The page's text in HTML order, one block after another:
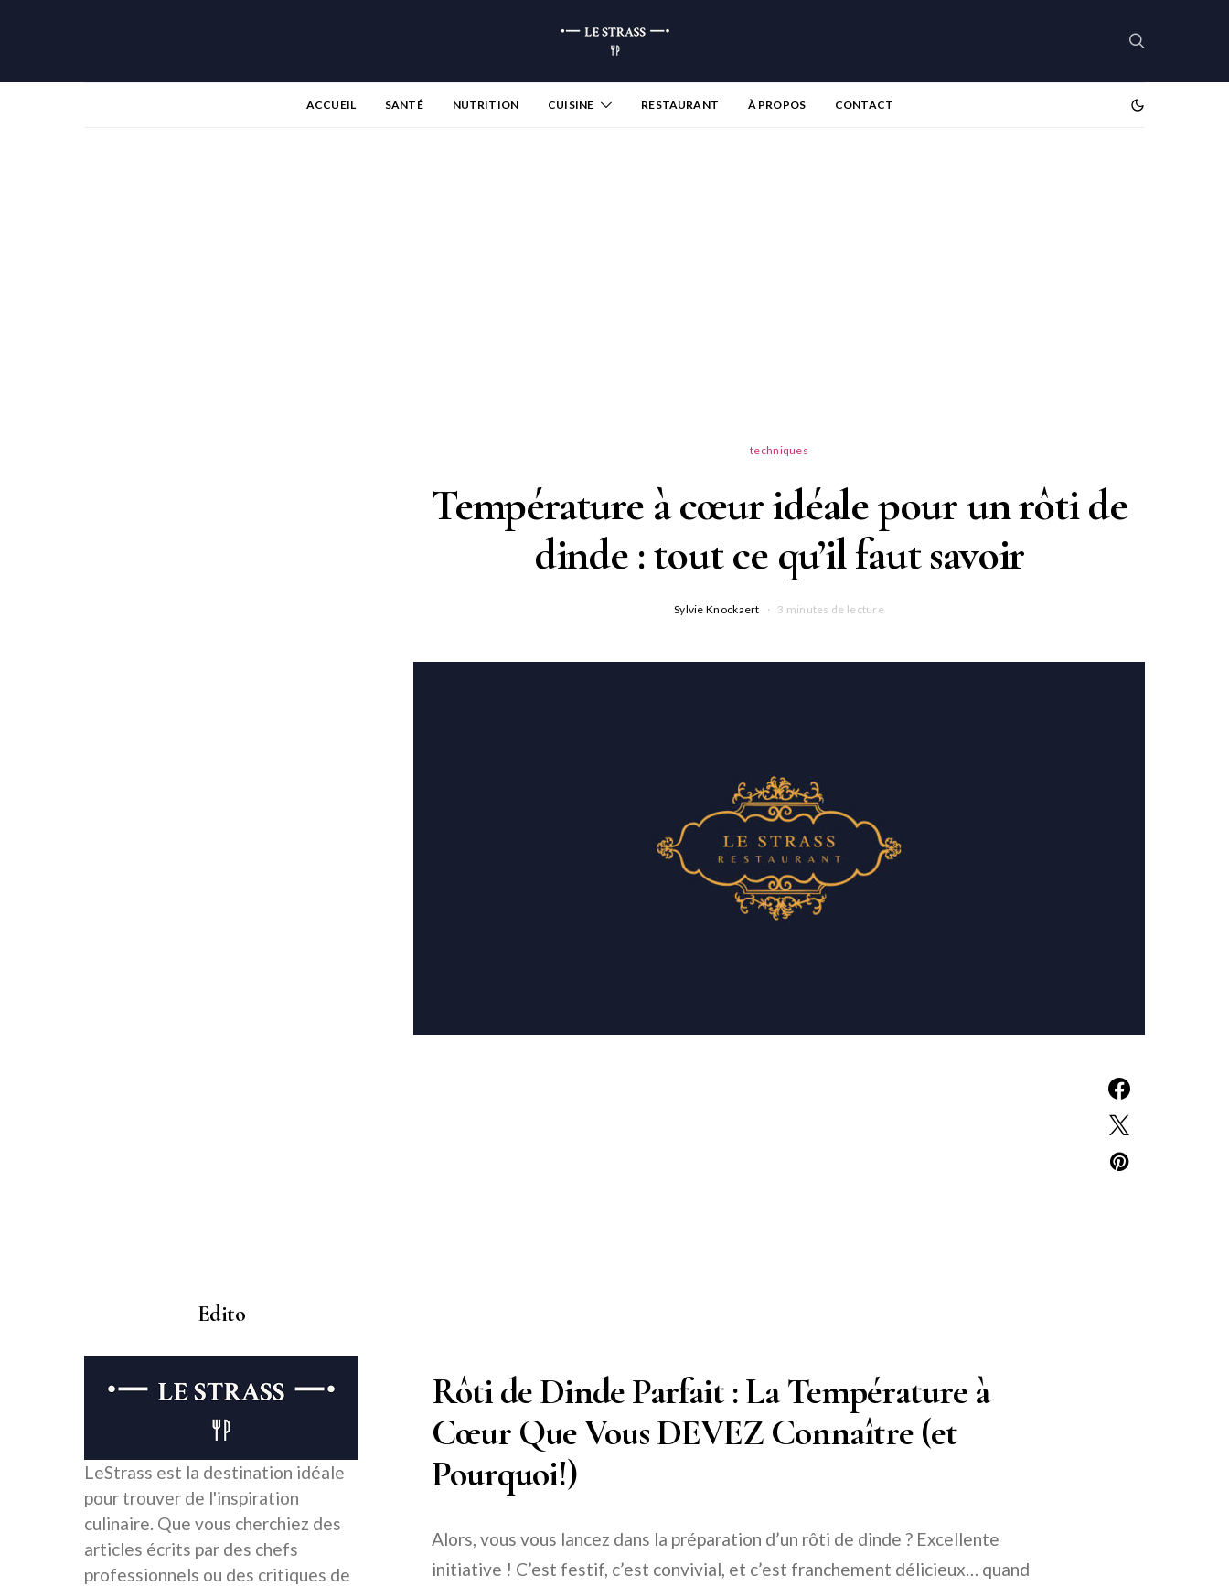
ACCUEIL SANTÉ NUTRITION CUISINE RESTAURANT À PROPOS CONTACT
techniques
Température à cœur idéale pour un rôti de
dinde : tout ce qu’il faut savoir
Sylvie Knockaert 3 minutes de lecture
Rôti de Dinde Parfait : La Température à
Cœur Que Vous DEVEZ Connaître (et
Pourquoi!)
Alors, vous vous lancez dans la préparation d’un rôti de dinde ? Excellente
initiative ! C’est festif, c’est convivial, et c’est franchement délicieux… quand
Edito
LeStrass est la destination idéale
pour trouver de l'inspiration
culinaire. Que vous cherchiez des
articles écrits par des chefs
professionnels ou des critiques de